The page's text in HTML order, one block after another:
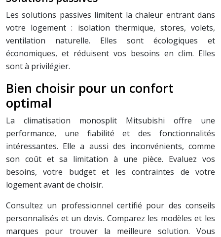
Les solutions passives limitent la chaleur entrant dans
votre logement : isolation thermique, stores, volets,
ventilation naturelle. Elles sont écologiques et
économiques, et réduisent vos besoins en clim. Elles
sont à privilégier.
Bien choisir pour un confort
optimal
La climatisation monosplit Mitsubishi offre une
performance, une fiabilité et des fonctionnalités
intéressantes. Elle a aussi des inconvénients, comme
son coût et sa limitation à une pièce. Evaluez vos
besoins, votre budget et les contraintes de votre
logement avant de choisir.
Consultez un professionnel certifié pour des conseils
personnalisés et un devis. Comparez les modèles et les
marques pour trouver la meilleure solution. Vous